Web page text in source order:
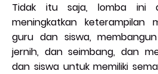
Tidak itu saja, lomba ini
meningkatkan keterampilan
guru dan siswa,
jernih, dan seimbang, dan
dan siswa untuk memiliki